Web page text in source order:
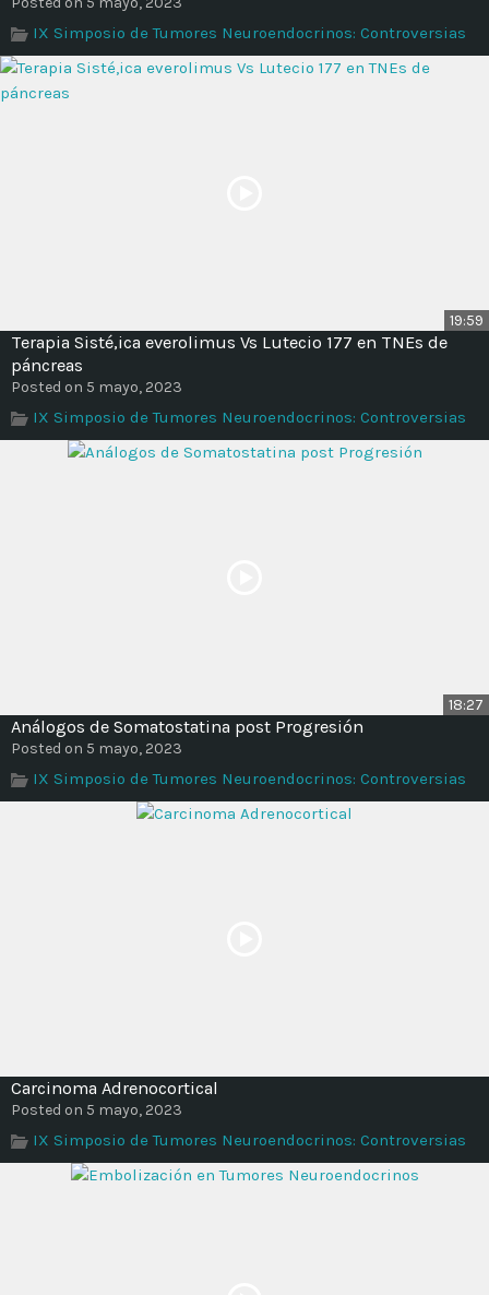
IX Simposio de Tumores Neuroendocrinos: Controversias
19:59
Terapia Sisté,ica everolimus Vs Lutecio 177 en TNEs de
páncreas
Posted on 5 mayo, 2023
IX Simposio de Tumores Neuroendocrinos: Controversias
18:27
Análogos de Somatostatina post Progresión
Posted on 5 mayo, 2023
IX Simposio de Tumores Neuroendocrinos: Controversias
Carcinoma Adrenocortical
Posted on 5 mayo, 2023
IX Simposio de Tumores Neuroendocrinos: Controversias